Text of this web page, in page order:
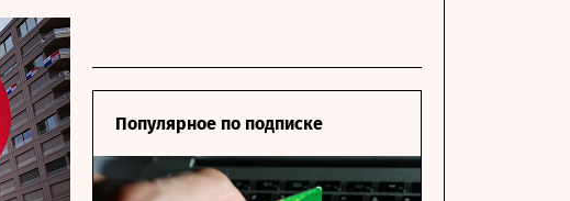
Популярное по подписке